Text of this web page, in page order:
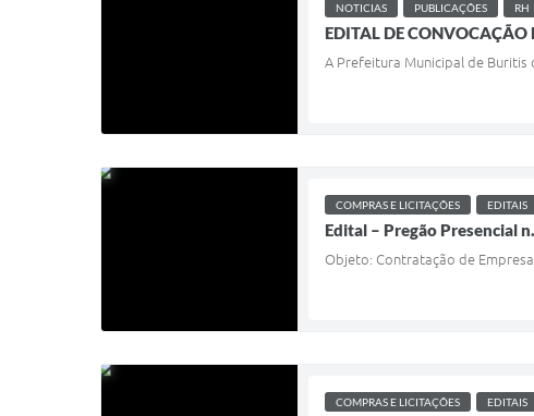
NOTICIAS PUBLICAÇÕES RH
EDITAL DE CONVOCAÇÃO
A Prefeitura Municipal de Buritis
COMPRAS E LICITAÇÕES EDITAIS
Edital – Pregão Presencial
Objeto: Contratação de
COMPRAS E LICITAÇÕES EDITAIS